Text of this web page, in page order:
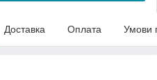
Доставка Оплата Умови